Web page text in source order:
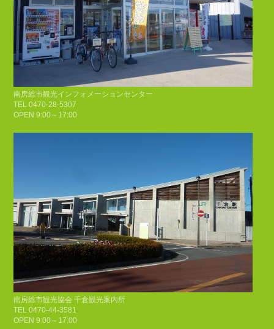
南房総市観光インフォメーションセンター
TEL 0470-28-5307
OPEN 9:00～17:00
南房総市観光協会 千倉観光案内所
TEL 0470-44-3581
OPEN 9:00～17:00